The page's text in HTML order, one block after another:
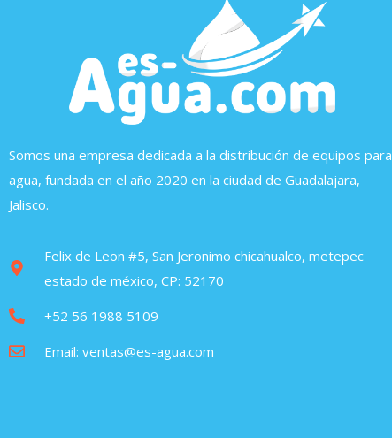
Somos una empresa dedicada a la distribución de equipos para
agua, fundada en el año 2020 en la ciudad de Guadalajara,
Jalisco.
Felix de Leon #5, San Jeronimo chicahualco, metepec
estado de méxico, CP: 52170
+52 56 1988 5109
Email: ventas@es-agua.com